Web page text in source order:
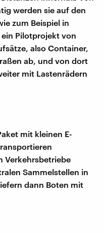
werden sie auf den
zum Beispiel in
Pilotprojekt von
also Container,
ab, und von dort
mit Lastenrädern
mit kleinen E-
Verkehrsbetriebe
Sammelstellen in
dann Boten mit